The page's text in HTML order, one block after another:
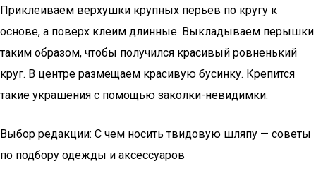
Приклеиваем верхушки крупных перьев по кругу к
основе, а поверх клеим длинные. Выкладываем перышки
таким образом, чтобы получился красивый ровненький
круг. В центре размещаем красивую бусинку. Крепится
такие украшения с помощью заколки-невидимки.
Выбор редакции: С чем носить твидовую шляпу — советы
по подбору одежды и аксессуаров